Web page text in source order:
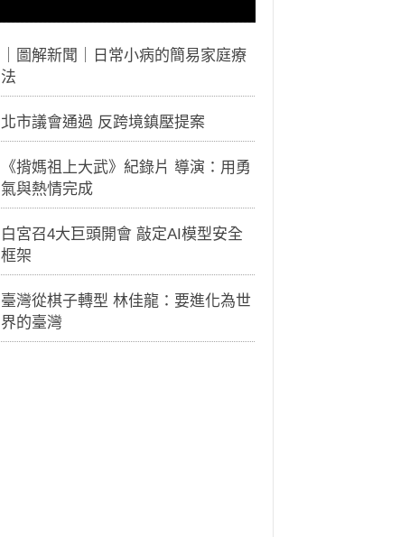
｜圖解新聞｜日常小病的簡易家庭療
法
北市議會通過 反跨境鎮壓提案
《揹媽祖上大武》紀錄片 導演：用勇
氣與熱情完成
白宮召4大巨頭開會 敲定AI模型安全
框架
臺灣從棋子轉型 林佳龍：要進化為世
界的臺灣